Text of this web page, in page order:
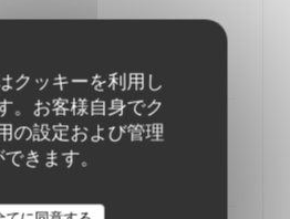
クッキーを利用し
。お客様自身でク
の設定および管理
きます。
Baileys
8,00 EUR